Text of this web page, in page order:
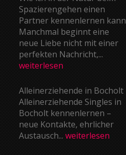
Spazierengehen einen
Partner kennenlernen kann
Manchmal beginnt eine
neue Liebe nicht mit einer
perfekten Nachricht,...
weiterlesen
Alleinerziehende in Bocholt
Alleinerziehende Singles in
Bocholt kennenlernen –
neue Kontakte, ehrlicher
Austausch... weiterlesen